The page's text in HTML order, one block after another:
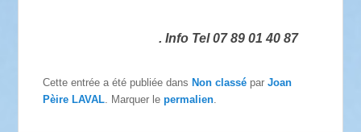
. Info Tel 07 89 01 40 87
Cette entrée a été publiée dansNon classé parJoan
Pèire LAVAL . Marquer lepermalien